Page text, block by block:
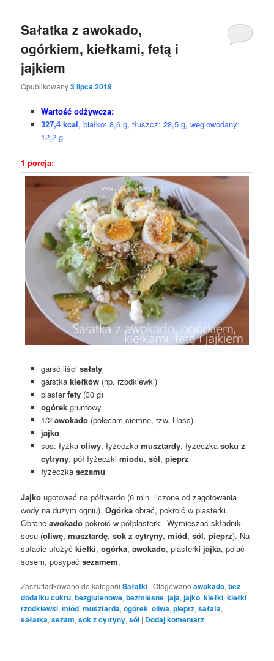
Sałatka z awokado,
ogórkiem, kiełkami, fetą i
jajkiem
Opublikowany3 lipca 2019
Wartość odżywcza:
327,4 kcal, białko: 8,6 g, tłuszcz: 28,5 g, węglowodany:
12,2 g
1 porcja:
garść liścisałaty
garstka kiełków(np. rzodkiewki)
plasterfety(30 g)
ogórekgruntowy
1/2 awokado(polecam ciemne, tzw. Hass)
jajko
sos: łyżka oliwy, łyżeczka musztardy, łyżeczka soku z
cytryny, pół łyżeczki miodu, sól, pieprz
łyżeczka sezamu
Jajko ugotować na półtwardo (6 min. liczone od zagotowania
wody na dużym ogniu).Ogórka obrać, pokroić w plasterki.
Obraneawokado pokroić w półplasterki. Wymieszać składniki
sosu (oliwę,musztardę,sok z cytryny,miód,sól,pieprz). Na
sałacie ułożyćkiełki,ogórka, awokado, plasterki jajka, polać
sosem, posypaćsezamem.
Zaszufladkowano do kategorii Sałatki |Otagowano awokado,bez
dodatku cukru,bezglutenowe,bezmięsne,jaja,jajko,kiełki,kiełki
rzodkiewki,miód,musztarda,ogórek,oliwa,pieprz,sałata,
sałatka,sezam,sok z cytryny,sól | Dodaj komentarz